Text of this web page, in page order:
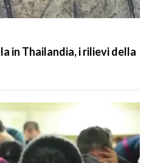
in Thailandia, i rilievi della